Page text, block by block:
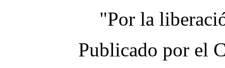
"Por la
Publicado por el